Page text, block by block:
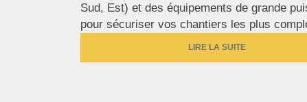
Sud, Est) et des équipements de grande
pour sécuriser vos chantiers les plus
LIRE LA SUITE